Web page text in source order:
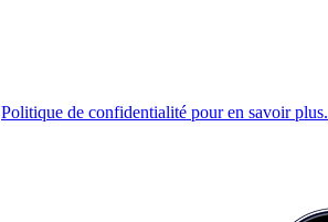
Politique de confidentialité pour en savoir plus.